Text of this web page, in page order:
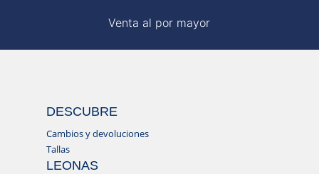
Venta al por mayor
DESCUBRE
Cambios y devoluciones
Tallas
LEONAS